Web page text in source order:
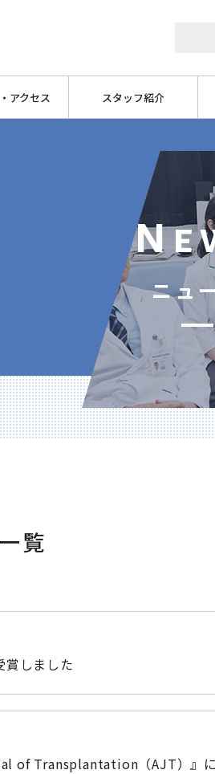
アクセス
スタッフ紹介
真栄里 恭子
岡 真知子
石岡 邦啓
持田 泰寛
塚原 知樹
大久保 恵太
加藤 惇
ニュ
覧
賞しました
of Transplantation（AJT）』に